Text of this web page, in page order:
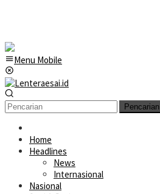
Menu Mobile
Pencarian
Home
Headlines
News
Internasional
Nasional